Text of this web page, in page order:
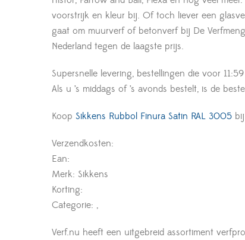
voorstrijk en kleur bij. Of toch liever een
gaat om muurverf of betonverf bij De
Nederland tegen de laagste prijs.
Supersnelle levering, bestellingen die voor
Als u ’s middags of ’s avonds bestelt, is de
Koop Sikkens Rubbol Finura Satin RAL 3005
Verzendkosten:
Ean:
Merk: Sikkens
Korting:
Categorie: ,
Verf.nu heeft een uitgebreid assortiment